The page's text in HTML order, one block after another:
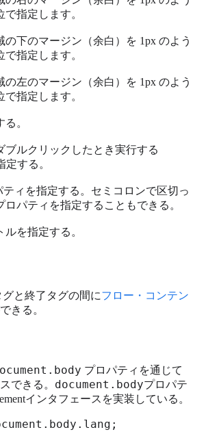
指定します。
の下のマージン（余白）を 1px のよう
指定します。
の左のマージン（余白）を 1px のよう
指定します。
。
ブルクリックしたとき実行する
定する。
ティを指定する。セミコロンで区切っ
ロパティを指定することもできる。
を指定する。
と終了タグの間にフロー・コンテン
きる。
プロパティを通じて
できる。 document.bodyプロパテ
インタフェースを実装している。